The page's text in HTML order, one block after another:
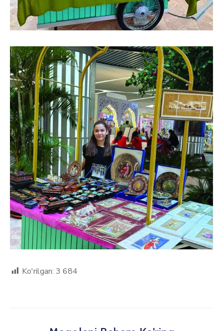
Ko'rilgan: 3 684